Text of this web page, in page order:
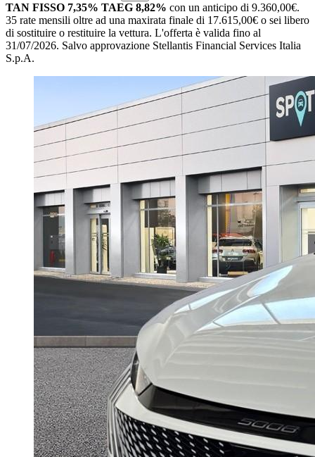
TAN FISSO 7,35% TAEG 8,82% con un anticipo di 9.360,00€.
35 rate mensili oltre ad una maxirata finale di 17.615,00€ o sei libero
di sostituire o restituire la vettura. L'offerta è valida fino al
31/07/2026. Salvo approvazione Stellantis Financial Services Italia
S.p.A.